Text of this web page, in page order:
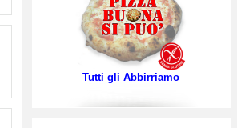
Tutti gli Abbirriamo